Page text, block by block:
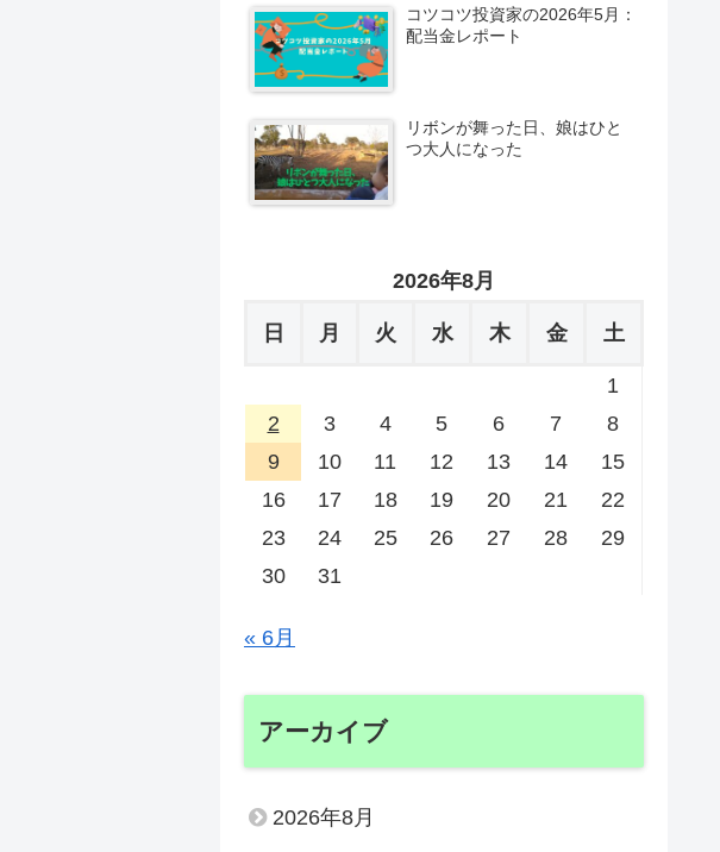
コツコツ投資家の2026年5月：
配当金レポート
リボンが舞った日、娘はひと
つ大人になった
2026年8月
日 月 火 水 木 金 土
1
2
3 4 5 6 7
8
9
10 11 12 13 14
15
16
17 18 19 20 21
22
23
24 25 26 27 28
29
30
31
« 6月
アーカイブ
2026年8月